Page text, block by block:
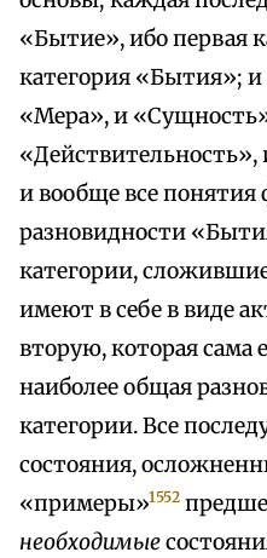
«Бытие», ибо первая
категория «Бытия»;
«Мера», и
и вообще все
разновидности
категории,
имеют в себе в виде
вторую, которая сама
наиболее общая
категории. Все
состояния,
«примеры»1552
необходимые